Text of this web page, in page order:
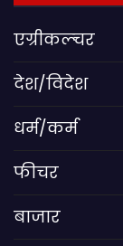
एग्रीकल्चर
देश/विदेश
धर्म/कर्म
फीचर
बाजार